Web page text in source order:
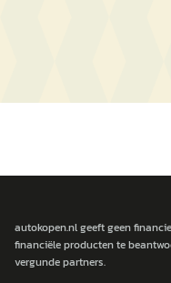
autokopen.nl geeft geen
financiële producten te
vergunde partners.